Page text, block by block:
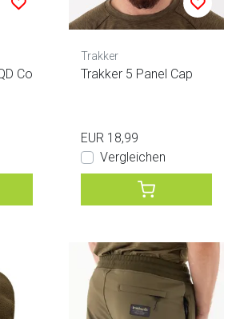
Co
Trakker
Trakker 5 Panel Cap
EUR 18,99
Vergleichen